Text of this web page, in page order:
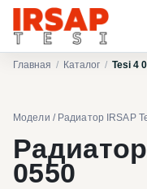
Главная / Каталог / Tesi 4
Модели / Радиатор IRSAP
0550